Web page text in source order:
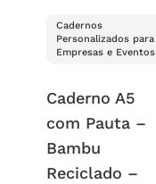
Cadernos
Personalizados para
Empresas e Eventos
Caderno A5
com Pauta –
Bambu
Reciclado –